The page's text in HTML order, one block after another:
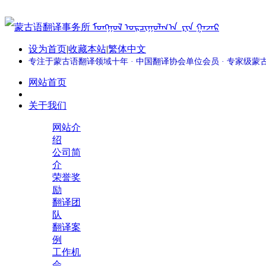
设为首页|收藏本站|繁体中文
专注于蒙古语翻译领域十年 · 中国翻译协会单位会员 · 专家级蒙
网站首页
关于我们
网站介
绍
公司简
介
荣誉奖
励
翻译团
队
翻译案
例
工作机